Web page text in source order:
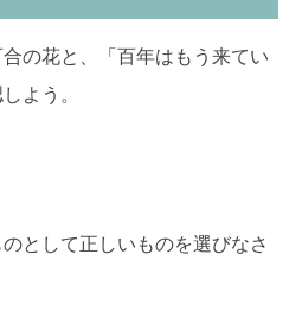
の花と、「百年はもう来てい
よう。
として正しいものを選びなさ